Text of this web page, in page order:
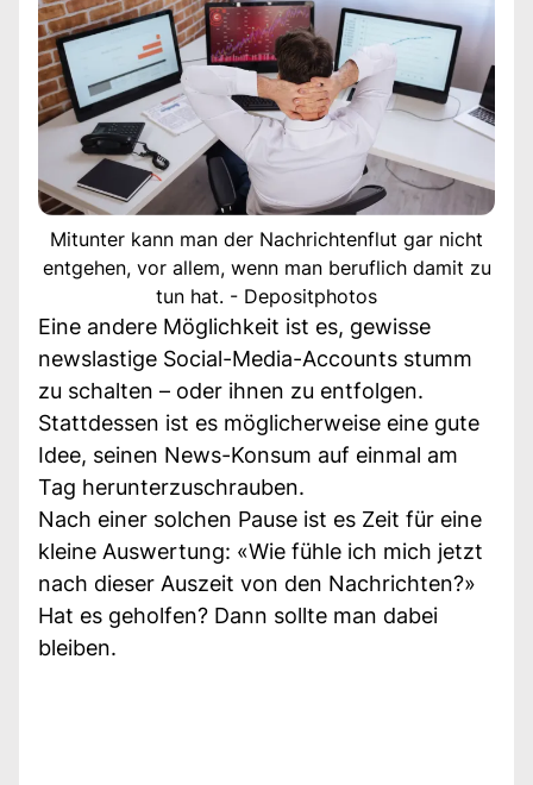
Mitunter kann man der Nachrichtenflut gar nicht
entgehen, vor allem, wenn man beruflich damit zu
tun hat. - Depositphotos
Eine andere Möglichkeit ist es, gewisse
newslastige Social-Media-Accounts stumm
zu schalten – oder ihnen zu entfolgen.
Stattdessen ist es möglicherweise eine gute
Idee, seinen News-Konsum auf einmal am
Tag herunterzuschrauben.
Nach einer solchen Pause ist es Zeit für eine
kleine Auswertung: «Wie fühle ich mich jetzt
nach dieser Auszeit von den Nachrichten?»
Hat es geholfen? Dann sollte man dabei
bleiben.